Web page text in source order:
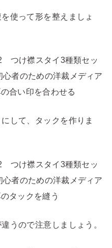
使って形を整えましょ
して、タックを作りま
うので注意しましょう。